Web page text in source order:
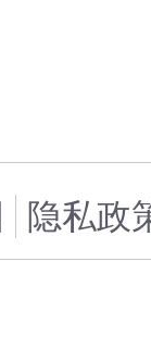
隐私政